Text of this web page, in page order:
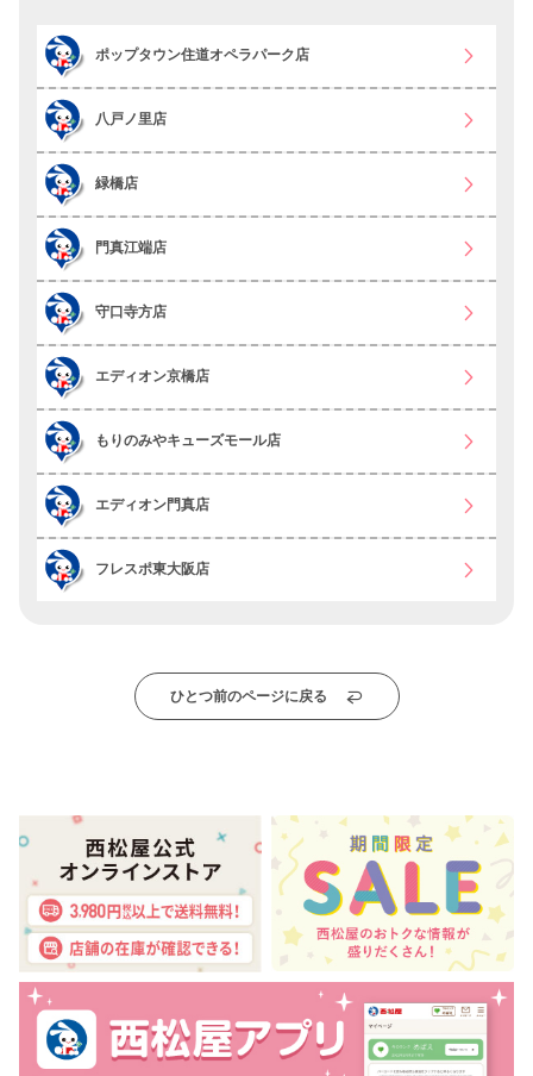
ポップタウン住道オペラパーク店
八戸ノ里店
緑橋店
門真江端店
守口寺方店
エディオン京橋店
もりのみやキューズモール店
エディオン門真店
フレスポ東大阪店
ひとつ前のページに戻る